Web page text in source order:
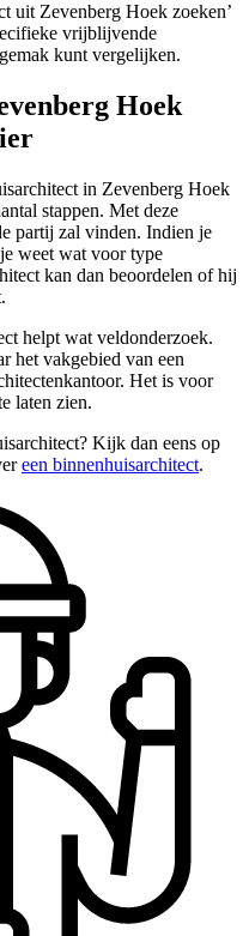
uit Zevenberg Hoek zoeken’
vrijblijvende
kunt vergelijken.
Hoek
in Zevenberg Hoek
stappen. Met deze
partij zal vinden. Indien je
weet wat voor type
kan dan beoordelen of hij
helpt wat veldonderzoek.
het vakgebied van een
Het is voor
laten zien.
Kijk dan eens op
een binnenhuisarchitect.